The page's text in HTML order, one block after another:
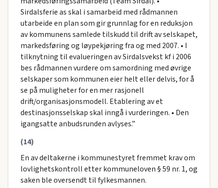
Sirdalsferie as skal i samarbeid med rådmannen
utarbeide en plan som gir grunnlag for en reduksjon
av kommunens samlede tilskudd til drift av selskapet,
markedsføring og løypekjøring fra og med 2007. • I
tilknytning til evalueringen av Sirdalsvekst kf i 2006
bes rådmannen vurdere om samordning med øvrige
selskaper som kommunen eier helt eller delvis, for å
se på muligheter for en mer rasjonell
drift/organisasjonsmodell. Etablering av et
destinasjonsselskap skal inngå i vurderingen. • Den
igangsatte anbudsrunden avlyses.”
(14)
En av deltakerne i kommunestyret fremmet krav om
lovlighetskontroll etter kommuneloven § 59 nr. 1, og
saken ble oversendt til fylkesmannen.